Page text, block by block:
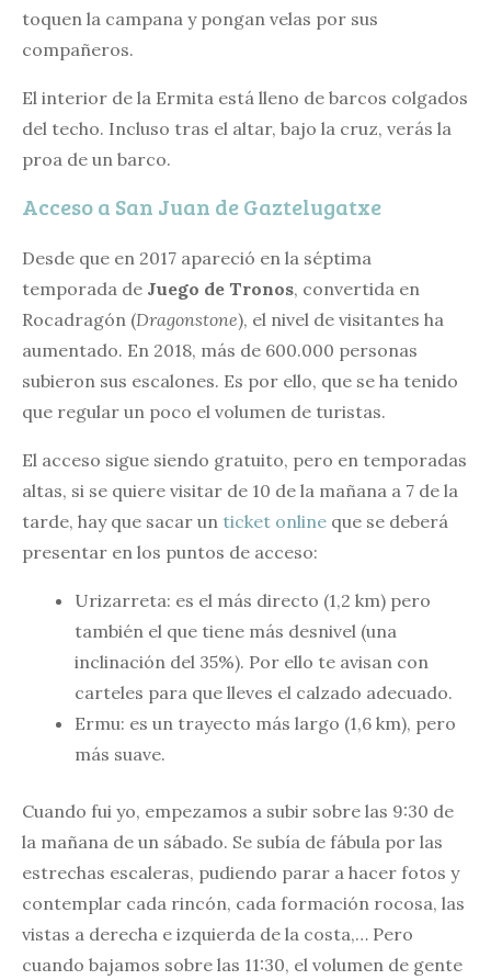
toquen la campana y pongan velas por sus
compañeros.
El interior de la Ermita está lleno de barcos colgados
del techo. Incluso tras el altar, bajo la cruz, verás la
proa de un barco.
Acceso a San Juan de Gaztelugatxe
Desde que en 2017 apareció en la séptima
temporada de Juego de Tronos, convertida en
Rocadragón (Dragonstone), el nivel de visitantes ha
aumentado. En 2018, más de 600.000 personas
subieron sus escalones. Es por ello, que se ha tenido
que regular un poco el volumen de turistas.
El acceso sigue siendo gratuito, pero en temporadas
altas, si se quiere visitar de 10 de la mañana a 7 de la
tarde, hay que sacar un ticket online que se deberá
presentar en los puntos de acceso:
Urizarreta: es el más directo (1,2 km) pero
también el que tiene más desnivel (una
inclinación del 35%). Por ello te avisan con
carteles para que lleves el calzado adecuado.
Ermu: es un trayecto más largo (1,6 km), pero
más suave.
Cuando fui yo, empezamos a subir sobre las 9:30 de
la mañana de un sábado. Se subía de fábula por las
estrechas escaleras, pudiendo parar a hacer fotos y
contemplar cada rincón, cada formación rocosa, las
vistas a derecha e izquierda de la costa,… Pero
cuando bajamos sobre las 11:30, el volumen de gente